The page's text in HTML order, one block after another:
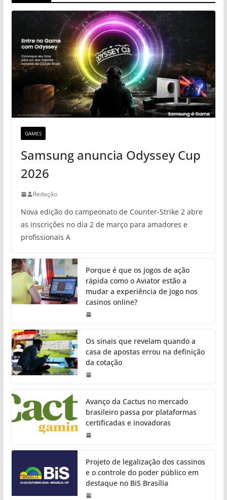
GAMES
Samsung anuncia Odyssey Cup
2026
Redação
Nova edição do campeonato de Counter-Strike 2 abre
as inscrições no dia 2 de março para amadores e
profissionais A
Porque é que os jogos de ação
rápida como o Aviator estão a
mudar a experiência de jogo nos
casinos online?
Os sinais que revelam quando a
casa de apostas errou na definição
da cotação
Avanço da Cactus no mercado
brasileiro passa por plataformas
certificadas e inovadoras
Projeto de legalização dos cassinos
e o controle do poder público em
destaque no BiS Brasília